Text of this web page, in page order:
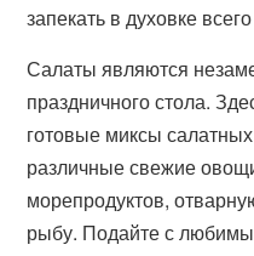
запекать в духовке
Салаты являются
праздничного стола.
готовые миксы
различные свежие
морепродуктов,
рыбу. Подайте с